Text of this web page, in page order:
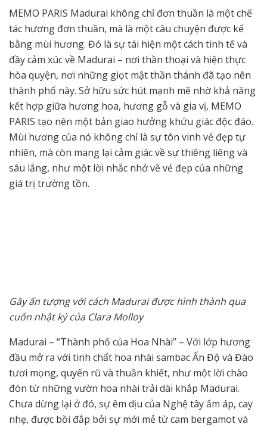
MEMO PARIS Madurai không chỉ đơn thuần là một chế
tác hương đơn thuần, mà là một câu chuyện được kể
bằng mùi hương. Đó là sự tái hiện một cách tinh tế và
đầy cảm xúc về Madurai – nơi thần thoại và hiện thực
hòa quyện, nơi những giọt mật thần thánh đã tạo nên
thành phố này. Sở hữu sức hút mạnh mẽ nhờ khả năng
kết hợp giữa hương hoa, hương gỗ và gia vị, MEMO
PARIS tạo nên một bản giao hưởng khứu giác độc đáo.
Mùi hương của nó không chỉ là sự tôn vinh vẻ đẹp tự
nhiên, mà còn mang lại cảm giác về sự thiêng liêng và
sâu lắng, như một lời nhắc nhở về vẻ đẹp của những
giá trị trường tồn.
Gây ấn tượng với cách Madurai được hình thành qua
cuốn nhật ký của Clara Molloy
Madurai – “Thành phố của Hoa Nhài” – Với lớp hương
đầu mở ra với tinh chất hoa nhài sambac Ấn Độ và Đào
tươi mọng, quyến rũ và thuần khiết, như một lời chào
đón từ những vườn hoa nhài trải dài khắp Madurai.
Chưa dừng lại ở đó, sự êm dịu của Nghệ tây ấm áp, cay
nhẹ, được bồi đắp bởi sự mới mẻ từ cam bergamot và